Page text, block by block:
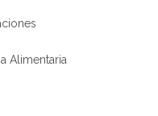
Alimentaria